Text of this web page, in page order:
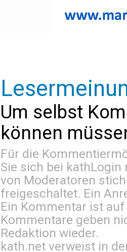
Um selbst
können
Für die
Sie sich bei kathLogin
von Moderatoren
freigeschaltet. Ein
Ein Kommentar ist
Kommentare geben
Redaktion wieder.
kath.net verweist in